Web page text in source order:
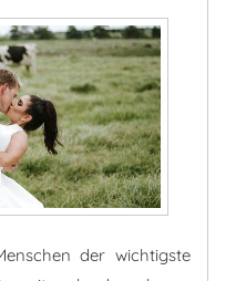
der wichtigste